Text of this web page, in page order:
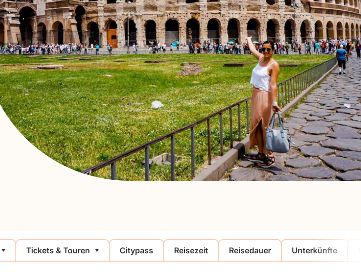
Tickets & Touren Citypass Reisezeit Reisedauer Unterkünfte